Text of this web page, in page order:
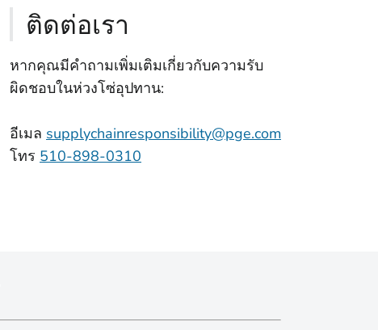
ติดต่อเรา
หากคุณมีคําถามเพิ่มเติมเกี่ยวกับความรับ
ผิดชอบในห่วงโซ่อุปทาน:
อีเมล supplychainresponsibility@pge.com
โทร 510-898-0310